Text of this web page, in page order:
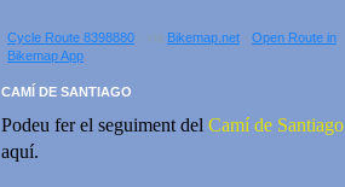
Cycle Route 8398880 - via Bikemap.net - Open Route in
Bikemap App
CAMÍ DE SANTIAGO
Podeu fer el seguiment del Camí de Santiago
aquí.